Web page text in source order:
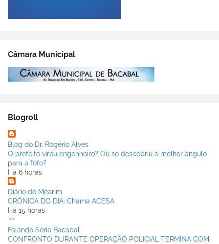
Câmara Municipal
Blogroll
Blog do Dr. Rogério Alves
O prefeito virou engenheiro? Ou só descobriu o melhor ângulo
para a foto?
Há 6 horas
Diário do Mearim
CRÔNICA DO DIA: Chama ACESA
Há 15 horas
Falando Sério Bacabal
CONFRONTO DURANTE OPERAÇÃO POLICIAL TERMINA COM